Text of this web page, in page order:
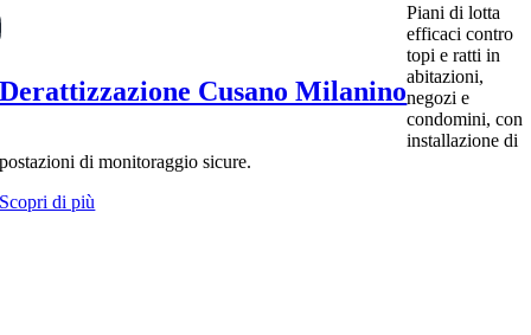
Derattizzazione Cusano Milanino
Piani di lotta
efficaci contro
topi e ratti in
abitazioni,
negozi e
condomini, con
installazione di
postazioni di monitoraggio sicure.
Scopri di più